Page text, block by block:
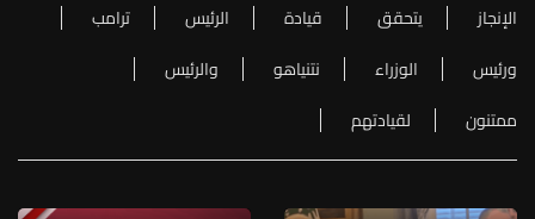
الإنجاز
يتحقق قيادة الرئيس
ترامب
ورئيس
الوزراء نتنياهو
والرئيس
ممتنون
لقيادتهم